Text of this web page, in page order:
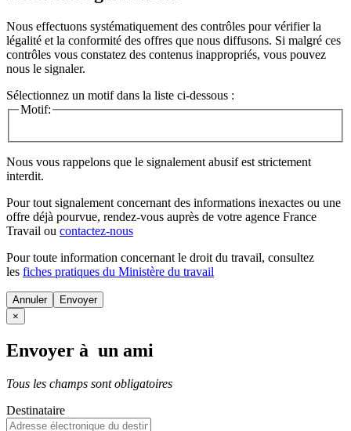
Nous effectuons systématiquement des contrôles pour vérifier la
légalité et la conformité des offres que nous diffusons. Si malgré ces
contrôles vous constatez des contenus inappropriés, vous pouvez
nous le signaler.
Sélectionnez un motif dans la liste ci-dessous :
Motif:
Nous vous rappelons que le signalement abusif est strictement
interdit.
Pour tout signalement concernant des informations inexactes ou une
offre déjà pourvue, rendez-vous auprès de votre agence France
Travail ou contactez-nous
Pour toute information concernant le droit du travail, consultez
les fiches pratiques du Ministère du travail
Annuler
×
Envoyer à un ami
Tous les champs sont obligatoires
Destinataire